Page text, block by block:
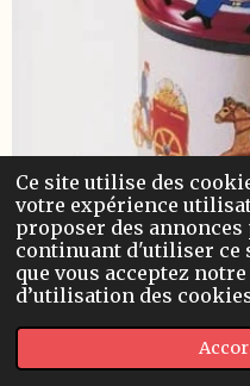
Ce site utilise des
votre expérience
proposer des
continuant d'utiliser ce
que vous acceptez
d’utilisation des